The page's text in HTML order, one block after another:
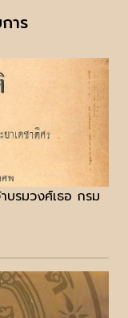
าร
บรมวงศ์เธอ กรม